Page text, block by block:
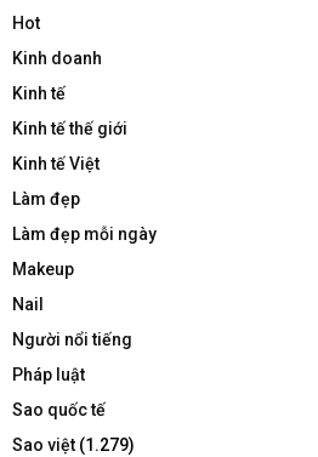
Hot
Kinh doanh
Kinh tế
Kinh tế thế giới
Kinh tế Việt
Làm đẹp
Làm đẹp mỗi ngày
Makeup
Nail
Người nổi tiếng
Pháp luật
Sao quốc tế
Sao việt (1.279)